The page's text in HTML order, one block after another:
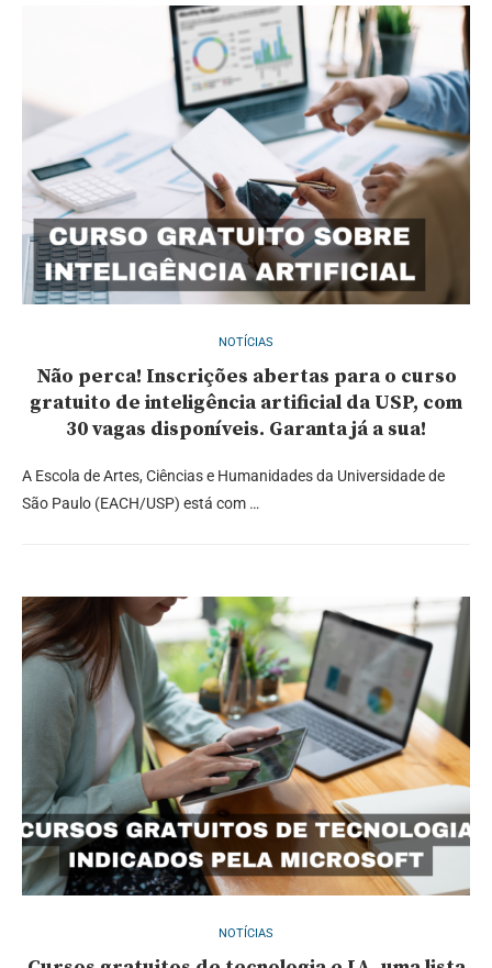
NOTÍCIAS
Não perca! Inscrições abertas para o curso
gratuito de inteligência artificial da USP, com
30 vagas disponíveis. Garanta já a sua!
A Escola de Artes, Ciências e Humanidades da Universidade de
São Paulo (EACH/USP) está com …
NOTÍCIAS